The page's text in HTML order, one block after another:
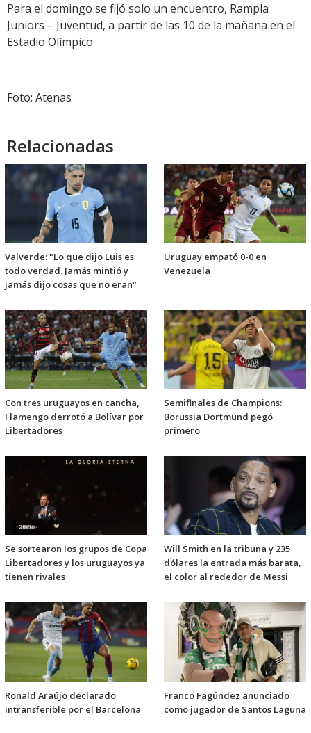
Para el domingo se fijó solo un encuentro, Rampla
Juniors – Juventud, a partir de las 10 de la mañana en el
Estadio Olímpico.
Foto: Atenas
Relacionadas
Valverde: "Lo que dijo Luis es
todo verdad. Jamás mintió y
jamás dijo cosas que no eran"
Uruguay empató 0-0 en
Venezuela
Con tres uruguayos en cancha,
Flamengo derrotó a Bolívar por
Libertadores
Semifinales de Champions:
Borussia Dortmund pegó
primero
Se sortearon los grupos de Copa
Libertadores y los uruguayos ya
tienen rivales
Will Smith en la tribuna y 235
dólares la entrada más barata,
el color al rededor de Messi
Ronald Araújo declarado
intransferible por el Barcelona
Franco Fagúndez anunciado
como jugador de Santos Laguna